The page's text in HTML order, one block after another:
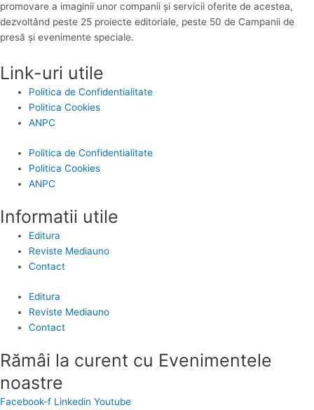
promovare a imaginii unor companii și servicii oferite de acestea,
dezvoltând peste 25 proiecte editoriale, peste 50 de Campanii de
presă și evenimente speciale.
Link-uri utile
Politica de Confidentialitate
Politica Cookies
ANPC
Politica de Confidentialitate
Politica Cookies
ANPC
Informatii utile
Editura
Reviste Mediauno
Contact
Editura
Reviste Mediauno
Contact
Rămâi la curent cu Evenimentele
noastre
Facebook-f Linkedin Youtube